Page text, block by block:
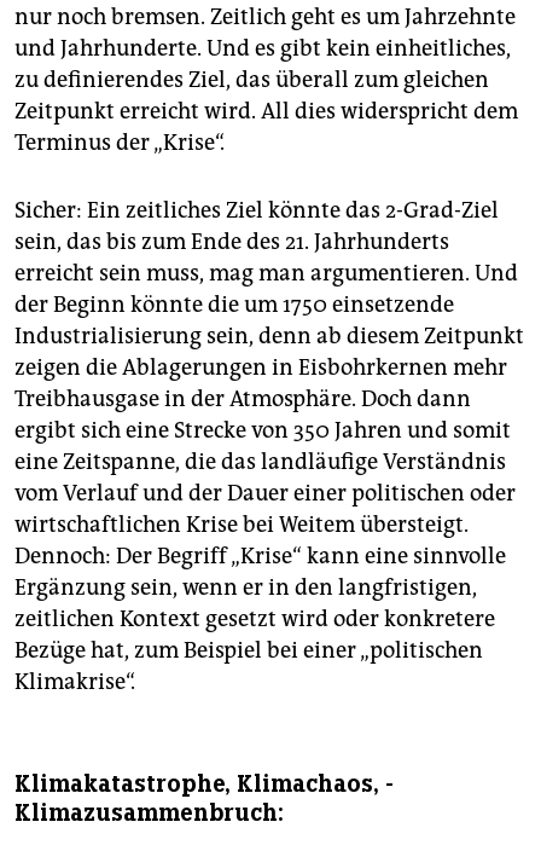
nur noch bremsen. Zeitlich geht es um Jahrzehnte
und Jahrhunderte. Und es gibt kein einheitliches,
zu definierendes Ziel, das überall zum gleichen
Zeitpunkt erreicht wird. All dies widerspricht dem
Terminus der „Krise“.
Sicher: Ein zeitliches Ziel könnte das 2-Grad-Ziel
sein, das bis zum Ende des 21. Jahrhunderts
erreicht sein muss, mag man argumentieren. Und
der Beginn könnte die um 1750 einsetzende
Industrialisierung sein, denn ab diesem Zeitpunkt
zeigen die Ablagerungen in Eisbohrkernen mehr
Treibhausgase in der Atmosphäre. Doch dann
ergibt sich eine Strecke von 350 Jahren und somit
eine Zeitspanne, die das landläufige Verständnis
vom Verlauf und der Dauer einer politischen oder
wirtschaftlichen Krise bei Weitem übersteigt.
Dennoch: Der Begriff „Krise“ kann eine sinnvolle
Ergänzung sein, wenn er in den langfristigen,
zeitlichen Kontext gesetzt wird oder konkretere
Bezüge hat, zum Beispiel bei einer „politischen
Klimakrise“.
­Klimakatastrophe, ­Klimachaos, ­
Klimazusammenbruch: